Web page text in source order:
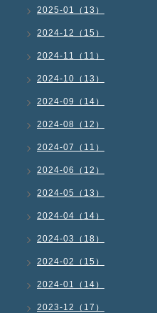
2025-01（13）
2024-12（15）
2024-11（11）
2024-10（13）
2024-09（14）
2024-08（12）
2024-07（11）
2024-06（12）
2024-05（13）
2024-04（14）
2024-03（18）
2024-02（15）
2024-01（14）
2023-12（17）